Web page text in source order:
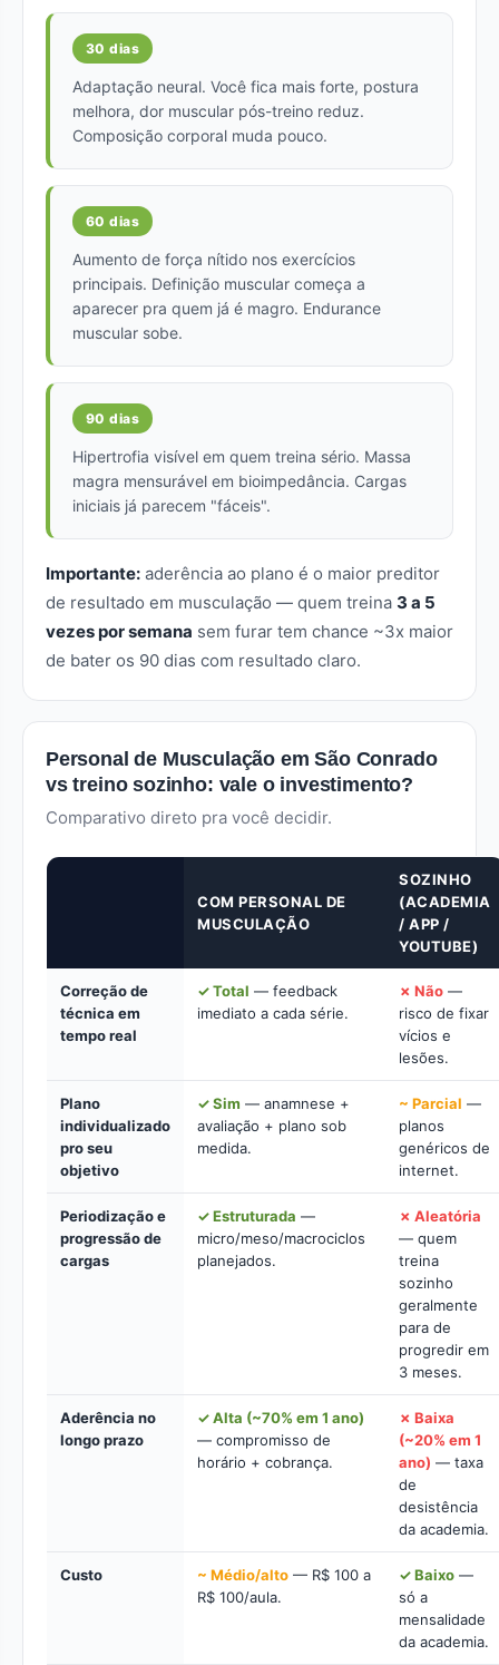
30 dias
Adaptação neural. Você fica mais forte, postura
melhora, dor muscular pós-treino reduz.
Composição corporal muda pouco.
60 dias
Aumento de força nítido nos exercícios
principais. Definição muscular começa a
aparecer pra quem já é magro. Endurance
muscular sobe.
90 dias
Hipertrofia visível em quem treina sério. Massa
magra mensurável em bioimpedância. Cargas
iniciais já parecem "fáceis".
Importante: aderência ao plano é o maior preditor
de resultado em musculação — quem treina 3 a 5
vezes por semana sem furar tem chance ~3x maior
de bater os 90 dias com resultado claro.
Personal de Musculação em São Conrado
vs treino sozinho: vale o investimento?
Comparativo direto pra você decidir.
COM PERSONAL DE
MUSCULAÇÃO
SOZINHO
(ACADEMIA
/ APP /
YOUTUBE)
Correção de
técnica em
tempo real
✓ Total — feedback
imediato a cada série.
✗ Não —
risco de fixar
vícios e
lesões.
Plano
individualizado
pro seu
objetivo
✓ Sim — anamnese +
avaliação + plano sob
medida.
~ Parcial —
planos
genéricos de
internet.
Periodização e
progressão de
cargas
✓ Estruturada —
micro/meso/macrociclos
planejados.
✗ Aleatória
— quem
treina
sozinho
geralmente
para de
progredir em
3 meses.
Aderência no
longo prazo
✓ Alta (~70% em 1 ano)
— compromisso de
horário + cobrança.
✗ Baixa
(~20% em 1
ano) — taxa
de
desistência
da academia.
Custo ~ Médio/alto — R$ 100 a
R$ 100/aula.
✓ Baixo —
só a
mensalidade
da academia.